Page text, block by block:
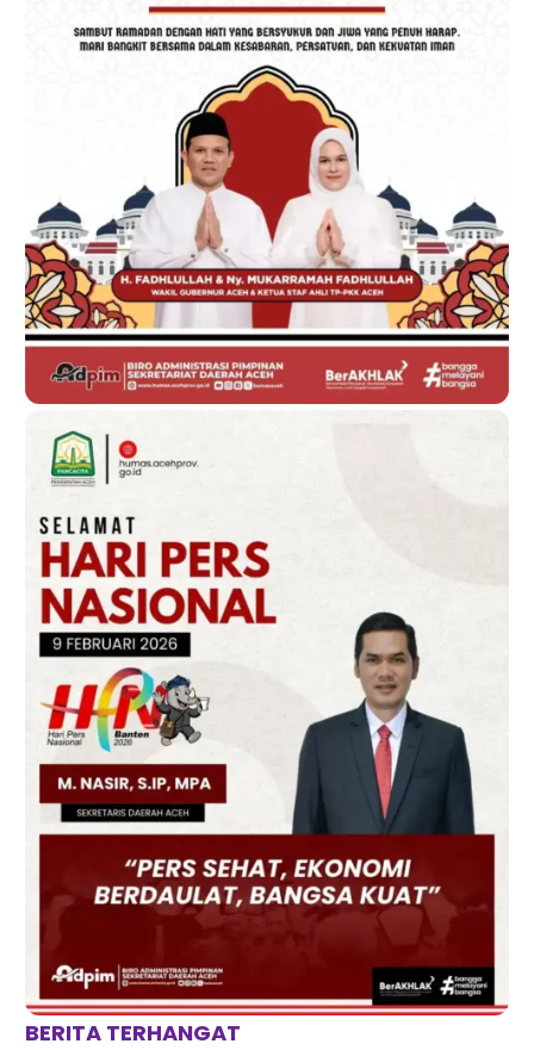
BERITA TERHANGAT